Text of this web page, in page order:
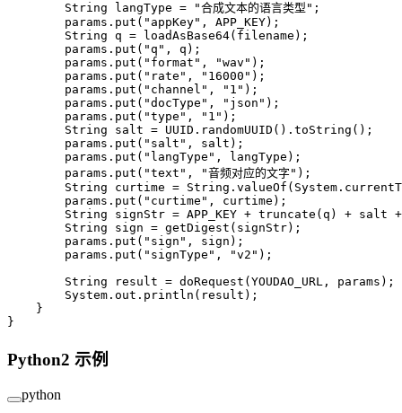
        String langType
= "合成文本的语言类型" ;
        params.
put ( "appKey" , APP_KEY);
        String q
= loadAsBase64(filename);
        params.
put ( "q" , q);
        params.
put ( "format" , "wav" );
        params.
put ( "rate" , "16000" );
        params.
put ( "channel" , "1" );
        params.
put ( "docType" , "json" );
        params.
put ( "type" , "1" );
        String salt
= UUID. randomUUID (). toString ();
        params.
put ( "salt" , salt);
        params.
put ( "langType" , langType);
        params.
put ( "text" , "音频对应的文字" );
        String curtime
= String. valueOf (System.
        params.
put ( "curtime" , curtime);
        String signStr
= APP_KEY + truncate (q) + salt +
        String sign
= getDigest (signStr);
        params.
put ( "sign" , sign);
        params.
put ( "signType" , "v2" );
        String result
= doRequest (YOUDAO_URL, params);
        System.out.
println (result);
    }
}
Python2 示例
python